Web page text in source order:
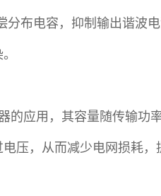
布电容，抑制输出谐波
的应用，其容量随传输功
压，从而减少电网损耗，